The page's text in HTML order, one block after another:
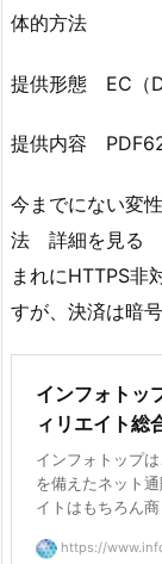
体的方法
提供形態 EC（
提供内容
今までにない変
法 詳細を見る
まれにHTTPS非
すが、決済は暗
インフォトッ
ィリエイト総
インフォトップ
を備えたネット
イトはもちろん商
https://